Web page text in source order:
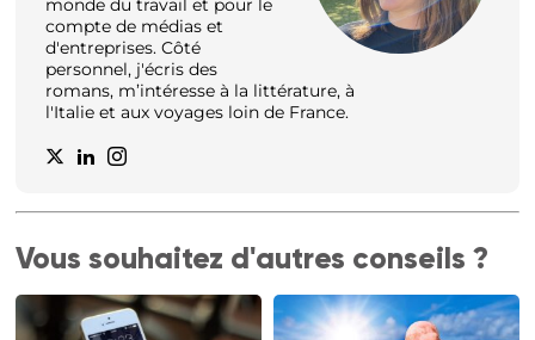
monde du travail et pour le
compte de médias et
d'entreprises. Côté
personnel, j'écris des
romans, m’intéresse à la littérature, à
l'Italie et aux voyages loin de France.
Vous souhaitez d'autres conseils ?